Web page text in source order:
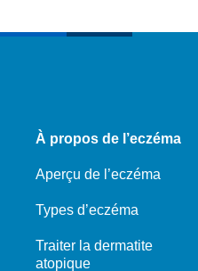
À propos de l’eczéma
Aperçu de l’eczéma
Types d’eczéma
Traiter la dermatite
atopique